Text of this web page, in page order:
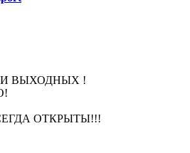
И ВЫХОДНЫХ !
ОТКРЫТЫ!!!